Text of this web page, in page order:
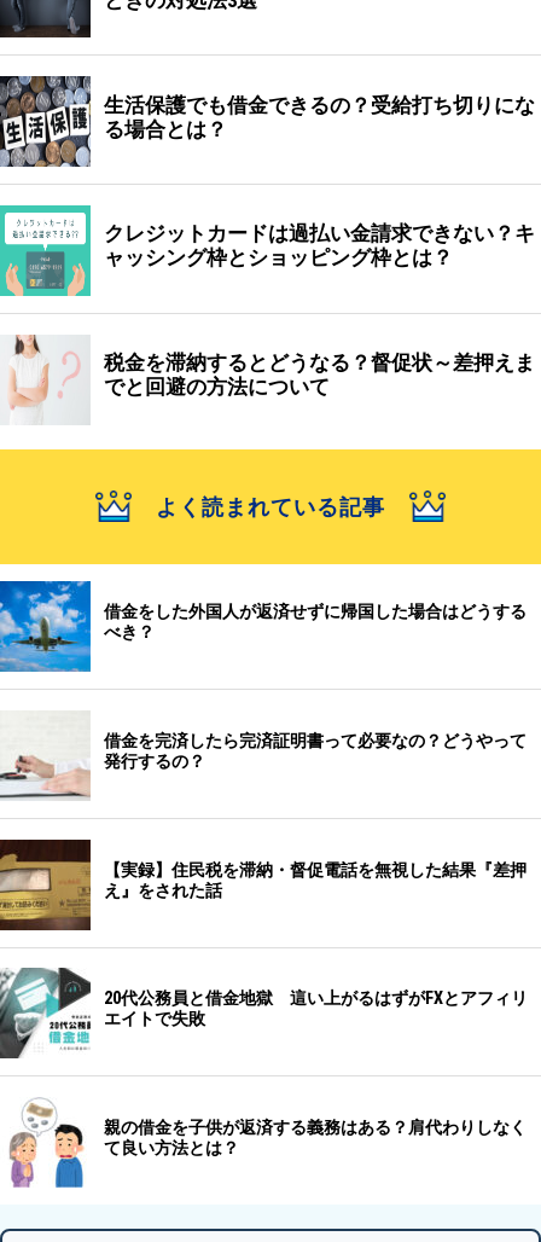
生活保護でも借金できるの？受給打ち切りにな
る場合とは？
クレジットカードは過払い金請求できない？キ
ャッシング枠とショッピング枠とは？
税金を滞納するとどうなる？督促状～差押えま
でと回避の方法について
よく読まれている記事